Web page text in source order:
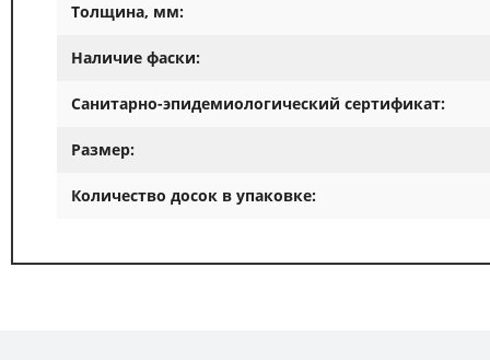
Толщина, мм:
Наличие фаски:
Санитарно-эпидемиологический сертификат:
Размер:
Количество досок в упаковке: